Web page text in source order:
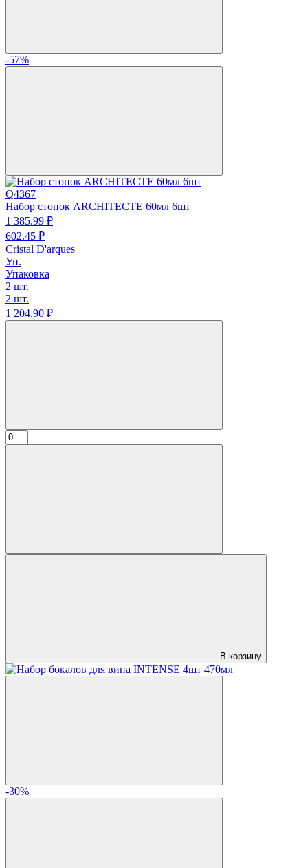
-57%
Q4367
Набор стопок ARCHITECTE 60мл 6шт
1 385.99 ₽
602.45 ₽
Cristal D'arques
Уп.
Упаковка
2 шт.
2 шт.
1 204.90 ₽
В корзину
-30%